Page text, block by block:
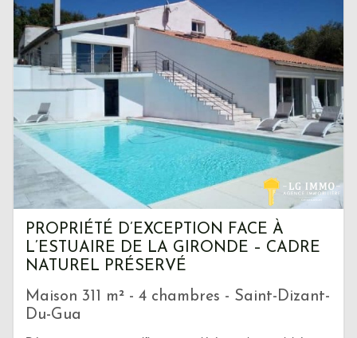
PROPRIÉTÉ D’EXCEPTION FACE À
L’ESTUAIRE DE LA GIRONDE – CADRE
NATUREL PRÉSERVÉ
Maison 311 m² - 4 chambres - Saint-Dizant-
Du-Gua